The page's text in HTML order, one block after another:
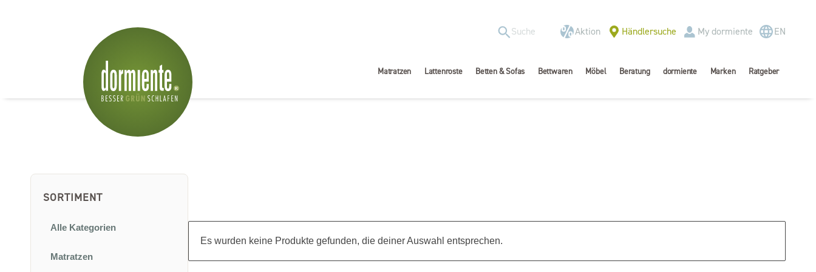
Aktion Händlersuche My dormiente EN
Matratzen Lattenroste Betten & Sofas Bettwaren Möbel Beratung dormiente Marken Ratgeber
SORTIMENT
Alle Kategorien
Matratzen
Es wurden keine Produkte gefunden, die deiner Auswahl entsprechen.